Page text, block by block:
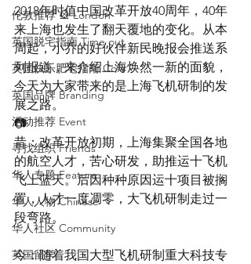
伦敦推荐 🎡 London
英国脱宅指南 Time out
英国快乐肥宅指南 Cola
英国品牌 Branding
活动推荐 Event
寻找组织 Friends
华人专题 Feature
华人人物 Chinese
华人社区 Community
英国留学
2018年时值中国改革开放40周年，40年
来上海也发生了翻天覆地的变化。从本
周起，小乔的好伙伴新民晚报会推送系
列报道，来介绍上海焕然一新的面貌，
今天为大家带来的是上海飞机研制的发
展之路。
📷
昔：改革开放初期，上海集聚全国各地
的航空人才，苦心研发，助推运十飞机
飞上蓝天。后因种种原因运十项目被搁
置，人才一度凋零，大飞机研制走过一
段弯路。
今：随着我国大型飞机研制重大科技专